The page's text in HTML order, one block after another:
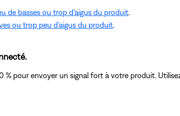
de basses ou trop d'aigus du produit
ou trop peu d'aigus du produit
% pour envoyer un signal fort à votre produit.